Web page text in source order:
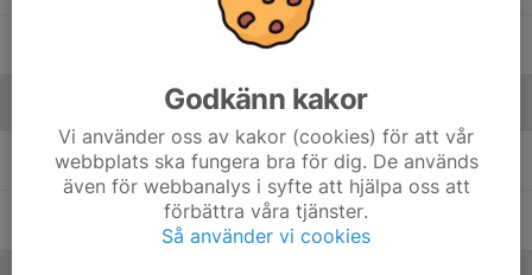
Hampus ThuressonLedare
Niklas ÖsterbergTränare
Godkänn kakor
Vi använder oss av kakor (cookies) för att vår
webbplats ska fungera bra för dig. De används
även för webbanalys i syfte att hjälpa oss att
förbättra våra tjänster.
Så använder vi cookies